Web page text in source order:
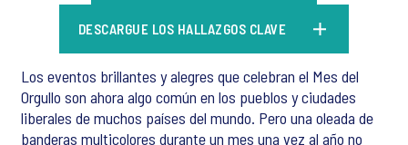
DESCARGUE LOS HALLAZGOS CLAVE
Los eventos brillantes y alegres que celebran el Mes del
Orgullo son ahora algo común en los pueblos y ciudades
liberales de muchos países del mundo. Pero una oleada de
banderas multicolores durante un mes una vez al año no